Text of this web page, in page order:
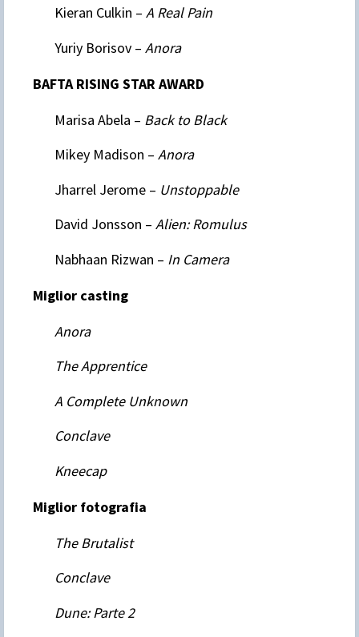
Kieran Culkin – A Real Pain
Yuriy Borisov – Anora
BAFTA RISING STAR AWARD
Marisa Abela – Back to Black
Mikey Madison – Anora
Jharrel Jerome – Unstoppable
David Jonsson – Alien: Romulus
Nabhaan Rizwan – In Camera
Miglior casting
Anora
The Apprentice
A Complete Unknown
Conclave
Kneecap
Miglior fotografia
The Brutalist
Conclave
Dune: Parte 2